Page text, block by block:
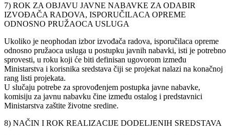
7) ROK ZA OBJAVU JAVNE NABAVKE ZA ODABIR
IZVOĐAČA RADOVA, ISPORUČILACA OPREME
ODNOSNO PRUŽAOCA USLUGA
Ukoliko je neophodan izbor izvođača radova, isporučilaca opreme
odnosno pružaoca usluga u postupku javnih nabavki, isti je potrebno
sprovesti, u roku koji će biti definisan ugovorom između
Ministarstva i korisnika sredstava čiji se projekat nalazi na konačnoj
rang listi projekata.
U slučaju potrebe za sprovođenjem postupka javne nabavke,
komisiju za javnu nabavku čine između ostalog i predstavnici
Ministarstva zaštite životne sredine.
8) NAČIN I ROK REALIZACIJE DODELJENIH SREDSTAVA